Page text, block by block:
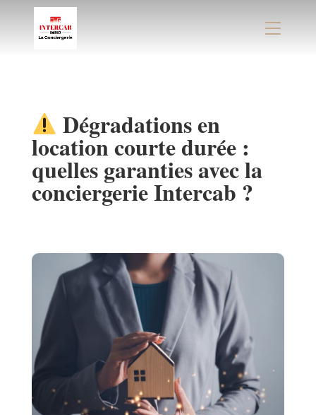
​ Dégradations en
location courte durée :
quelles garanties avec la
conciergerie Intercab ?
Panneau de gestion des cookies